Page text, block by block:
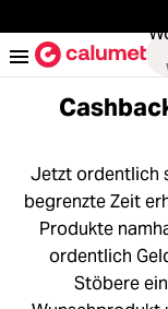
Video
Jetzt ordentlich
begrenzte Zeit
Produkte
ordentlich
Stöbere